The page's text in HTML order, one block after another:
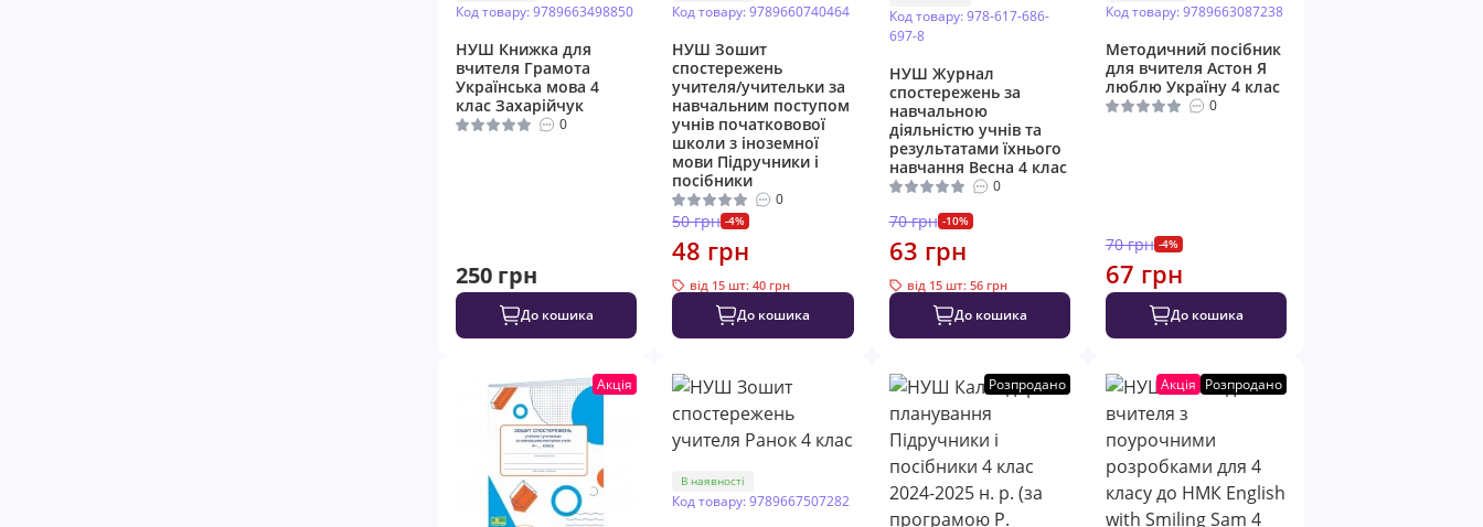
Код товару: 9789663498850
НУШ Книжка для
вчителя Грамота
Українська мова 4
клас Захарійчук
0
250 грн
До кошика
Код товару: 9789660740464
НУШ Зошит
спостережень
учителя/учительки за
навчальним поступом
учнів початковової
школи з іноземної
мови Пiдручники i
посiбники
0
50 грн -4%
48 грн
від 15 шт: 40 грн
До кошика
Код товару: 978-617-686-
697-8
НУШ Журнал
спостережень за
навчальною
діяльністю учнів та
результатами їхнього
навчання Весна 4 клас
0
70 грн -10%
63 грн
від 15 шт: 56 грн
До кошика
Код товару: 9789663087238
Методичний посібник
для вчителя Астон Я
люблю Україну 4 клас
0
70 грн -4%
67 грн
До кошика
Акція
В наявності
Код товару: 9789667507282
Розпродано Акція Розпродано